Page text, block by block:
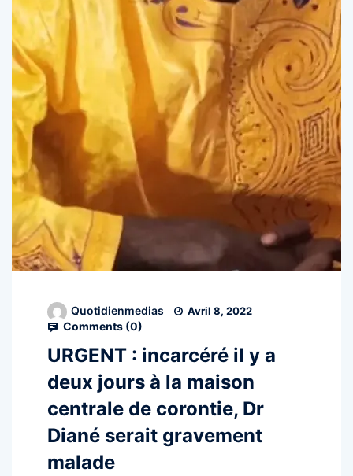
Quotidienmedias Avril 8, 2022
Comments (0)
URGENT : incarcéré il y a
deux jours à la maison
centrale de corontie, Dr
Diané serait gravement
malade